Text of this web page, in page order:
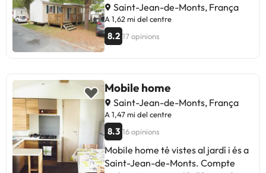
Saint-Jean-de-Monts, França
A 1,62 mi del centre
8.2 17 opinions
Mobile home
Saint-Jean-de-Monts, França
A 1,47 mi del centre
8.3 16 opinions
Mobile home té vistes al jardí i és a
Saint-Jean-de-Monts. Compte